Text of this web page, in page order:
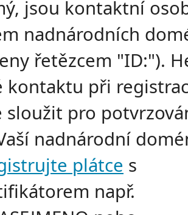
jsou kontaktní
nadnárodních
řetězcem "ID:").
kontaktu při
sloužit pro
nadnárodní
plátce s
např.